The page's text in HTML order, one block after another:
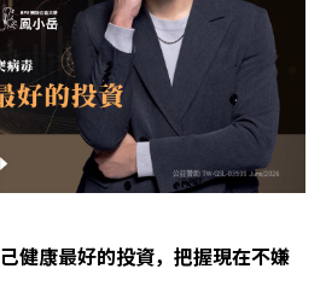
健康最好的投資，把握現在不嫌